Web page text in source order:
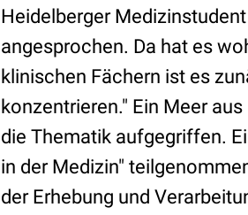
Heidelberger
angesprochen. Da hat es
klinischen Fächern ist es
konzentrieren." Ein Meer
die Thematik aufgegriffen.
in der Medizin"
der Erhebung und